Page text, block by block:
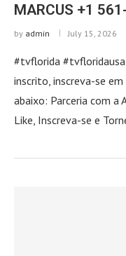
MARCUS +1
by admin July 15, 2026
#tvflorida
inscrito, inscreva-se
abaixo: Parceria com a
Like, Inscreva-se e